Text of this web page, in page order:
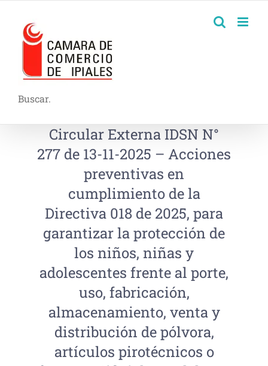
Buscar.
Circular Externa IDSN N°
277 de 13-11-2025 – Acciones
preventivas en
cumplimiento de la
Directiva 018 de 2025, para
garantizar la protección de
los niños, niñas y
adolescentes frente al porte,
uso, fabricación,
almacenamiento, venta y
distribución de pólvora,
artículos pirotécnicos o